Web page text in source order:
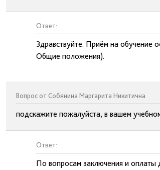
Ответ:
Здравствуйте. Приём на обучение
Общие положения).
Вопрос от Собянина Маргарита Никитична
подскажите пожалуйста, в вашем
Ответ:
По вопросам заключения и